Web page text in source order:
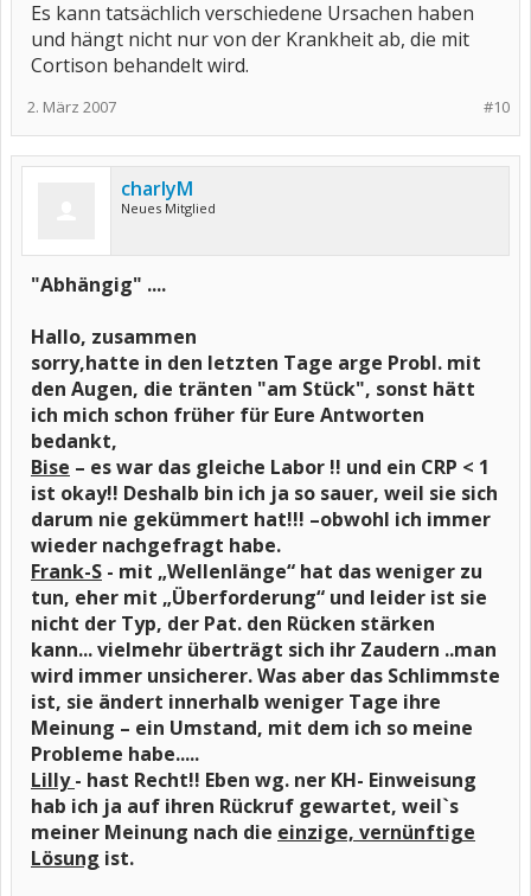
Es kann tatsächlich verschiedene Ursachen haben
und hängt nicht nur von der Krankheit ab, die mit
Cortison behandelt wird.
#10
2. März 2007
charlyM
Neues Mitglied
"Abhängig" ....
Hallo, zusammen
sorry,hatte in den letzten Tage arge Probl. mit
den Augen, die tränten "am Stück", sonst hätt
ich mich schon früher für Eure Antworten
bedankt,
Bise – es war das gleiche Labor !! und ein CRP < 1
ist okay!! Deshalb bin ich ja so sauer, weil sie sich
darum nie gekümmert hat!!! –obwohl ich immer
wieder nachgefragt habe.
Frank-S - mit „Wellenlänge“ hat das weniger zu
tun, eher mit „Überforderung“ und leider ist sie
nicht der Typ, der Pat. den Rücken stärken
kann... vielmehr überträgt sich ihr Zaudern ..man
wird immer unsicherer. Was aber das Schlimmste
ist, sie ändert innerhalb weniger Tage ihre
Meinung – ein Umstand, mit dem ich so meine
Probleme habe.....
Lilly- hast Recht!! Eben wg. ner KH- Einweisung
hab ich ja auf ihren Rückruf gewartet, weil`s
meiner Meinung nach die einzige, vernünftige
Lösung ist.